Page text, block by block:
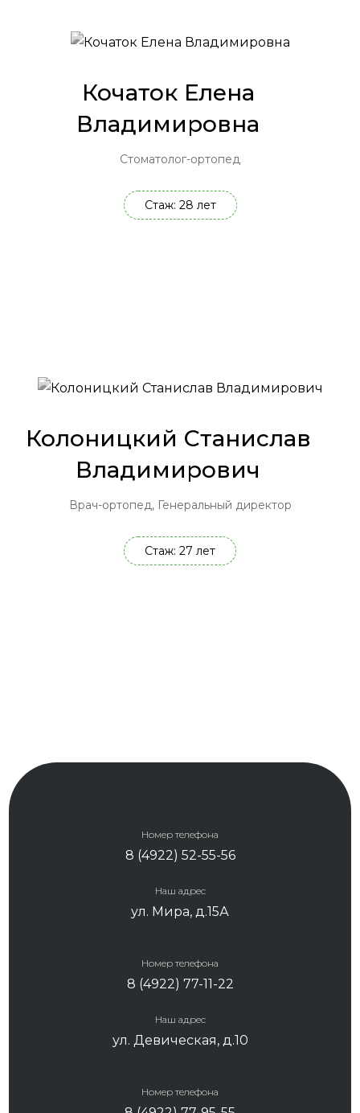
Кочаток Елена
Владимировна
Стоматолог-ортопед
Стаж: 28 лет
Колоницкий Станислав
Владимирович
Врач-ортопед, Генеральный директор
Стаж: 27 лет
Номер телефона
8 (4922) 52-55-56
Наш адрес
ул. Мира, д.15А
Номер телефона
8 (4922) 77-11-22
Наш адрес
ул. Девическая, д.10
Номер телефона